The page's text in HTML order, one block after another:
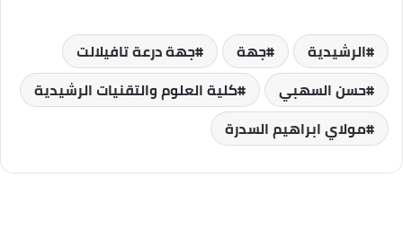
الرشيدية جهة
جهة درعة تافيلالت
حسن السهبي
كلية العلوم والتقنيات الرشيدية
مولاي ابراهيم السدرة